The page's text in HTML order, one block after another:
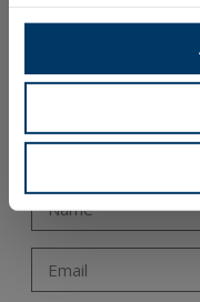
gesammelt haben.
Unsere
individuell gestaltete
Themen rund
metallische